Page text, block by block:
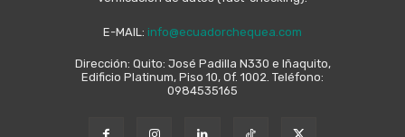
E-MAIL: info@ecuadorchequea.com
Dirección: Quito: José Padilla N330 e Iñaquito,
Edificio Platinum, Piso 10, Of. 1002. Teléfono:
0984535165